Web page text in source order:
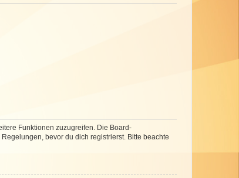
Funktionen zuzugreifen. Die Board-
bevor du dich registrierst. Bitte beachte